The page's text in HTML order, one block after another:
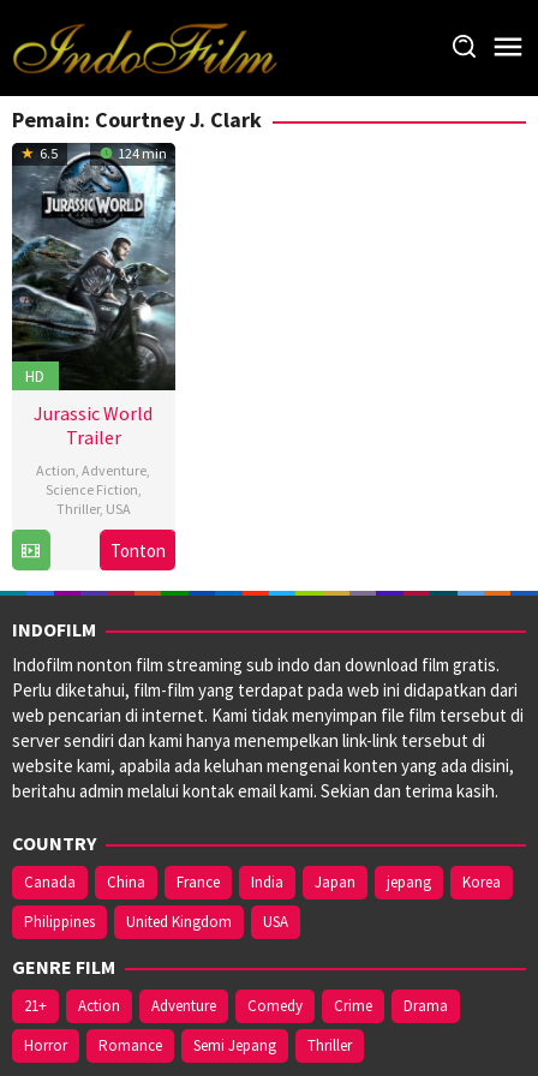
konten
Pemain: Courtney J. Clark
6.5 124 min
HD
Jurassic World
Trailer
Action ,Adventure
Science Fiction
Thriller, USA
Jun
2015
Chris
Castaldi,
Colin
Trevorrow,
McCarthy ,
Nathan
Parker ,
Scott
Koche,
Spencer
Stockton
David
Porter,
Zack
Tonton
INDOFILM
Indofilm nonton film streaming sub indo dan download film gratis.
Perlu diketahui, film-film yang terdapat pada web ini didapatkan dari
web pencarian di internet. Kami tidak menyimpan file film tersebut di
server sendiri dan kami hanya menempelkan link-link tersebut di
website kami, apabila ada keluhan mengenai konten yang ada disini,
beritahu admin melalui kontak email kami. Sekian dan terima kasih.
COUNTRY
Canada China France India Japan jepang
Korea
Philippines
United Kingdom USA
GENRE FILM
21+ Action Adventure Comedy Crime
Drama
Horror
Romance Semi Jepang Thriller